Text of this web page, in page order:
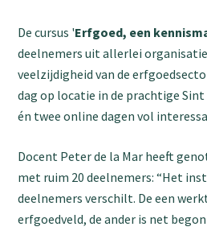
De cursus 'Erfgoed, een
deelnemers uit allerlei
veelzijdigheid van de
dag op locatie in de prachtige
én twee online dagen vol
Docent Peter de la Mar heeft
met ruim 20 deelnemers: “Het
deelnemers verschilt. De een
erfgoedveld, de ander is net